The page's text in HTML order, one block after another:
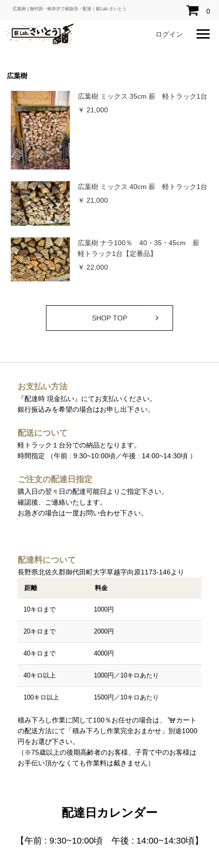
広葉樹 | 御代田・軽井沢で薪販売・配達｜薪Lab.さいとう 0
ログイン
広葉樹
広葉樹 ミックス 35cm 薪 軽トラック1台
￥ 21,000
広葉樹 ミックス 40cm 薪 軽トラック1台
￥ 21,000
広葉樹 ナラ100％ 40・35・45cm 薪
軽トラック1台【定番品】
￥ 22,000
SHOP TOP
お支払い方法
『配達時 現金払い』にてお支払いください。
銀行振込みを希望の場合はお申し出下さい。
配送について
軽トラック１台分での納品となります。
時間指定
（午前 : 9:30~10:00頃／午後 : 14:00~14:30頃 ）
ご注文の配達日指定
購入日の翌々日の配達可能日よりご指定下さい。
確認後、ご連絡いたします。
お急ぎの場合は一度お問い合わせ下さい。
配達料について
長野県北佐久郡御代田町大字草越字向原1173-146より
距離 料金
10キロまで 1000円
20キロまで 2000円
40キロまで 4000円
40キロ以上 1000円／10キロあたり
100キロ以上 1500円／10キロあたり
積み下ろし作業に関して100％お任せの場合は、
カート
の配送方法にて「積み下ろし作業完全おまかせ」別途1000
円をお選び下さい。
（※75歳以上の後期高齢者のお客様、子育て中のお客様は
お手伝い頂かなくても作業料は戴きません）
配達日カレンダー
【午前 : 9:30~10:00頃 午後 : 14:00~14:30頃】